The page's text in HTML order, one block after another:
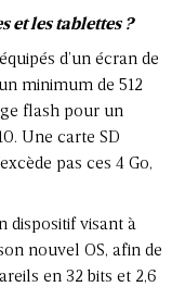
et les tablettes ?
d’un écran de
minimum de 512
flash pour un
Une carte SD
pas ces 4 Go,
dispositif visant à
nouvel OS, afin de
en 32 bits et 2,6